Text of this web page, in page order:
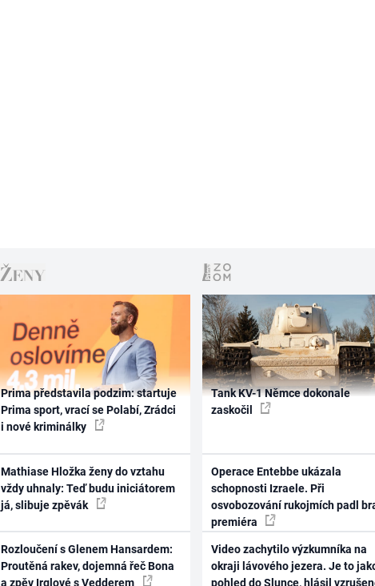
Prima představila podzim: startuje
Prima sport, vrací se Polabí, Zrádci
i nové kriminálky
Mathiase Hložka ženy do vztahu
vždy uhnaly: Teď budu iniciátorem
já, slibuje zpěvák
Rozloučení s Glenem Hansardem:
Proutěná rakev, dojemná řeč Bona
a zpěv Irglové s Vedderem
Tank KV-1 Němce dokonale
zaskočil
Operace Entebbe ukázala
schopnosti Izraele. Při
osvobozování rukojmích padl
premiéra
Video zachytilo výzkumníka na
okraji lávového jezera. Je to
pohled do Slunce, hlásil